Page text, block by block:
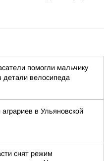
помогли мальчику
детали велосипеда
в Ульяновской
снят режим